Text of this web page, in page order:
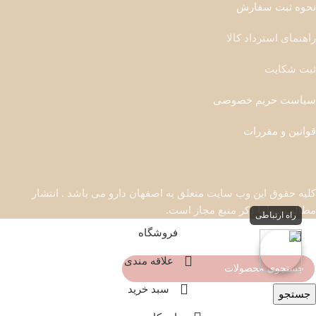
نحوه ثبت سفارش
راهنمای استرداد کالا
ثبت شکایت
سیاست حریم خصوصی
قوانین و مقررات
کلیه حقوق این وب سایت متعلق به اصفهان دارو می باشد . انتشار
مطالب تنها با ذکر منبع مجاز است.
جستجو
فروشگاه
علاقه مندی
سبد خرید
راه ارتباطی